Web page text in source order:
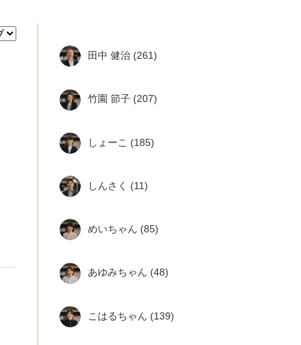
田中 健治 (261)
竹園 節子 (207)
しょーこ (185)
しんさく (11)
めいちゃん (85)
あゆみちゃん (48)
こはるちゃん (139)